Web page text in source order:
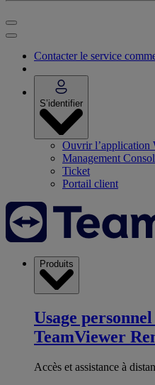
Contacter le service
S’identifier
Ouvrir l’application
Management
Ticket
Portail client
Produits
Usage
TeamViewer
Accès et assistance à